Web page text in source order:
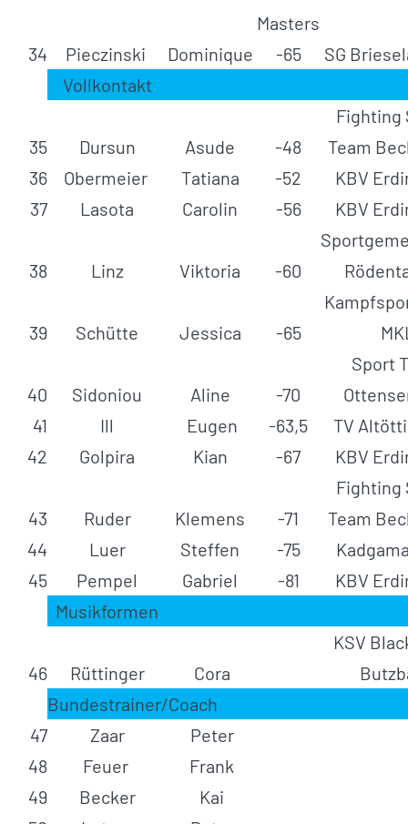
34 Pieczinski Dominique
Masters
-65
SG
Vollkontakt
35 Dursun Asude -48
Fighting
Team
36
Obermeier Tatiana -52
KBV
37
Lasota Carolin -56 KBV
38 Linz Viktoria -60
39 Schütte Jessica -65
40 Sidoniou Aline -70
Sport
41
Ill Eugen -63,5
TV
42
Golpira Kian -67 KBV
43 Ruder Klemens -71
Fighting
Team
44
Luer Steffen -75
45
Pempel Gabriel -81
KBV
Musikformen
46 Rüttinger Cora
KSV
Bundestrainer/Coach
47
Zaar
Peter
48
Feuer
Frank
49
Becker
Kai